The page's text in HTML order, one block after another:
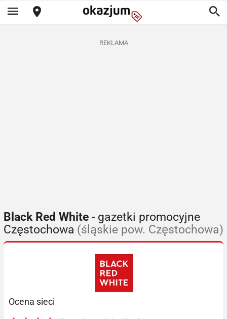
REKLAMA
Black Red White - gazetki promocyjne
Częstochowa (śląskie pow. Częstochowa)
Ocena sieci